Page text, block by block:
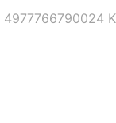
4977766790024